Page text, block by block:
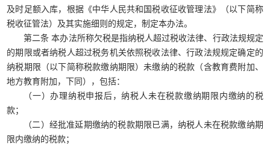
及时足额入库，根据《中华人民共和国税收征收管理法》（以下简称
税收征管法）及其实施细则的规定，制定本办法。
第二条 本办法所称欠税是指纳税人超过税收法律、行政法规规定
的期限或者纳税人超过税务机关依照税收法律、行政法规规定确定的
纳税期限（以下简称税款缴纳期限）未缴纳的税款（含教育费附加、
地方教育附加，下同），包括：
（一）办理纳税申报后，纳税人未在税款缴纳期限内缴纳的税
款；
（二）经批准延期缴纳的税款期限已满，纳税人未在税款缴纳期
限内缴纳的税款；